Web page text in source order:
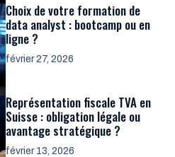
Choix de votre formation de
data analyst : bootcamp ou en
ligne ?
février 27, 2026
Représentation fiscale TVA en
Suisse : obligation légale ou
avantage stratégique ?
février 13, 2026